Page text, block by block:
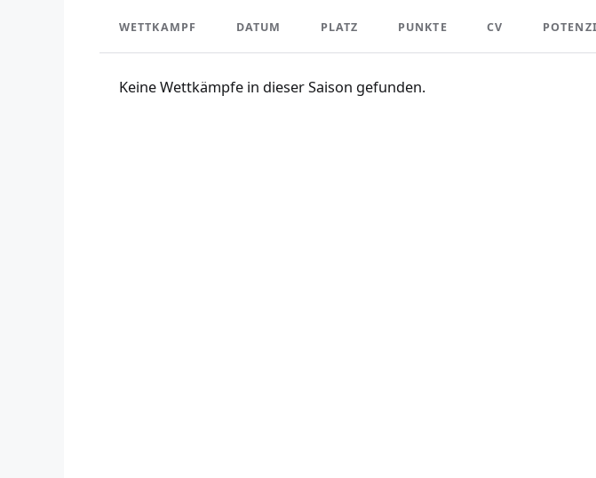
WETTKAMPF DATUM PLATZ PUNKTE CV
Keine Wettkämpfe in dieser Saison gefunden.